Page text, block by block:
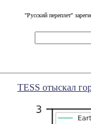
"Русский переплет"
TESS отыскал